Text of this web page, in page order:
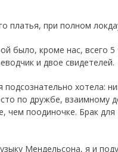
платья, при полном
было, кроме нас, всего 5
и двое свидетелей.
хотела:
по дружбе, взаимному
чем поодиночке. Брак для
Мендельсона, я и